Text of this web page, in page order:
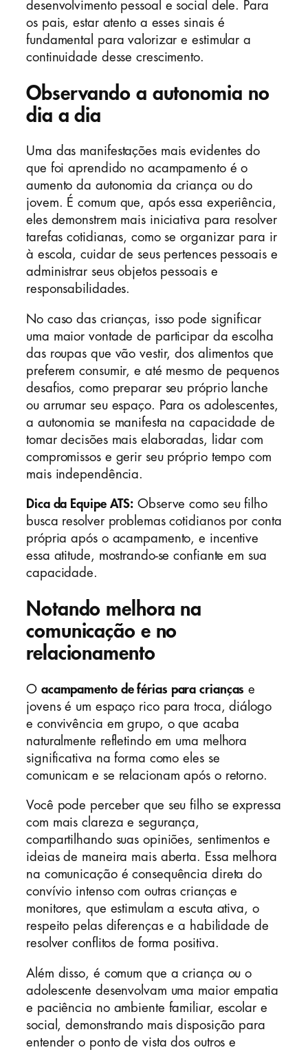
desenvolvimento pessoal e social dele. Para
os pais, estar atento a esses sinais é
fundamental para valorizar e estimular a
continuidade desse crescimento.
Observando a autonomia no
dia a dia
Uma das manifestações mais evidentes do
que foi aprendido no acampamento é o
aumento da autonomia da criança ou do
jovem. É comum que, após essa experiência,
eles demonstrem mais iniciativa para resolver
tarefas cotidianas, como se organizar para ir
à escola, cuidar de seus pertences pessoais e
administrar seus objetos pessoais e
responsabilidades.
No caso das crianças, isso pode significar
uma maior vontade de participar da escolha
das roupas que vão vestir, dos alimentos que
preferem consumir, e até mesmo de pequenos
desafios, como preparar seu próprio lanche
ou arrumar seu espaço. Para os adolescentes,
a autonomia se manifesta na capacidade de
tomar decisões mais elaboradas, lidar com
compromissos e gerir seu próprio tempo com
mais independência.
Dica da Equipe ATS: Observe como seu filho
busca resolver problemas cotidianos por conta
própria após o acampamento, e incentive
essa atitude, mostrando-se confiante em sua
capacidade.
Notando melhora na
comunicação e no
relacionamento
O acampamento de férias para crianças e
jovens é um espaço rico para troca, diálogo
e convivência em grupo, o que acaba
naturalmente refletindo em uma melhora
significativa na forma como eles se
comunicam e se relacionam após o retorno.
Você pode perceber que seu filho se expressa
com mais clareza e segurança,
compartilhando suas opiniões, sentimentos e
ideias de maneira mais aberta. Essa melhora
na comunicação é consequência direta do
convívio intenso com outras crianças e
monitores, que estimulam a escuta ativa, o
respeito pelas diferenças e a habilidade de
resolver conflitos de forma positiva.
Além disso, é comum que a criança ou o
adolescente desenvolvam uma maior empatia
e paciência no ambiente familiar, escolar e
social, demonstrando mais disposição para
entender o ponto de vista dos outros e